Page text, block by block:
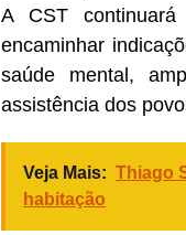
A CST
encaminhar
saúde mental,
assistência dos
Veja Mais: Thiago
habitação